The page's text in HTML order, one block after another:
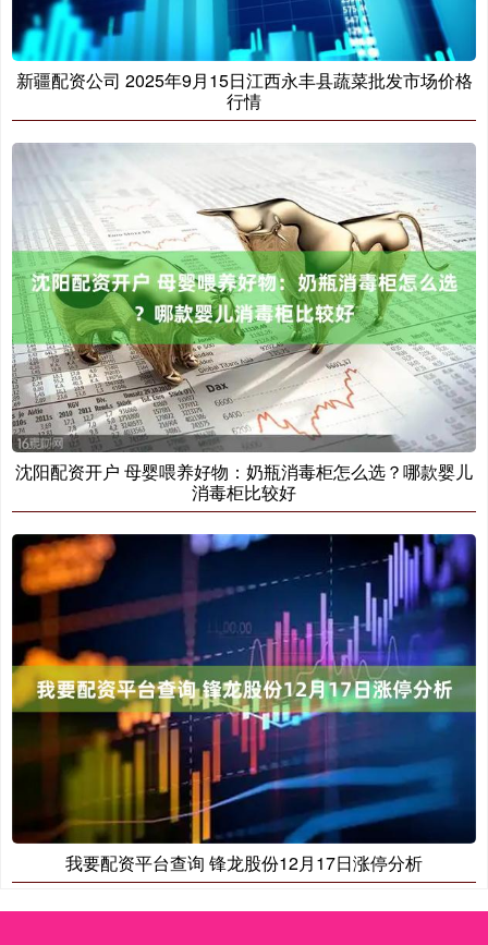
新疆配资公司 2025年9月15日江西永丰县蔬菜批发市场价格
行情
沈阳配资开户 母婴喂养好物：奶瓶消毒柜怎么选？哪款婴儿
消毒柜比较好
我要配资平台查询 锋龙股份12月17日涨停分析